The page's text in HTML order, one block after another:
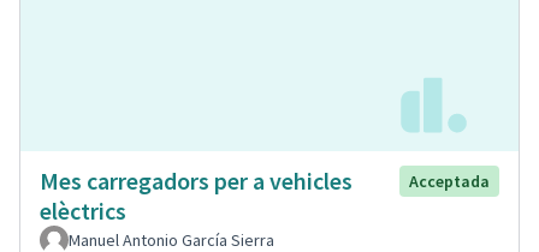
Mes carregadors per a vehicles
elèctrics
Acceptada
Manuel Antonio García Sierra